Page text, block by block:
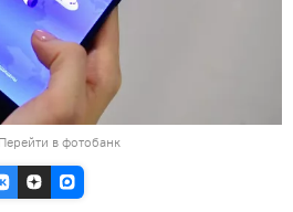
Перейти в фотобанк